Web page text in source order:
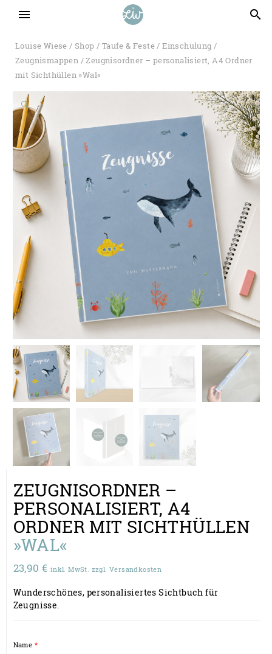
menu search
Louise Wiese / Shop / Taufe & Feste /Einschulung /
Zeugnismappen / Zeugnisordner – personalisiert, A4 Ordner
mit Sichthüllen »Wal«
🔍
ZEUGNISORDNER –
PERSONALISIERT, A4
ORDNER MIT SICHTHÜLLEN
»WAL«
23,90 € inkl. MwSt. zzgl. Versandkosten
Wunderschönes, personalisiertes Sichtbuch für
Zeugnisse.
Name *